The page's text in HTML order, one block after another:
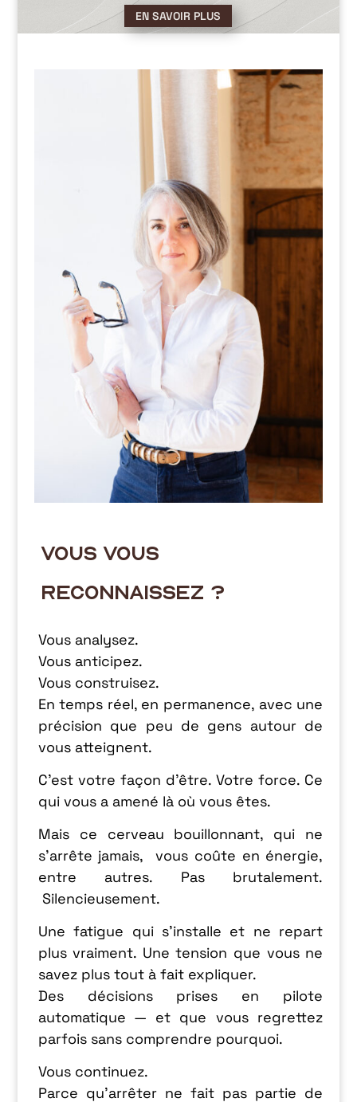
EN SAVOIR PLUS
VOUS VOUS
RECONNAISSEZ ?
Vous analysez.
Vous anticipez.
Vous construisez.
En temps réel, en permanence, avec une
précision que peu de gens autour de
vous atteignent.
C’est votre façon d’être. Votre force. Ce
qui vous a amené là où vous êtes.
Mais ce cerveau bouillonnant, qui ne
s’arrête jamais, vous coûte en énergie,
entre autres. Pas brutalement.
Silencieusement.
Une fatigue qui s’installe et ne repart
plus vraiment. Une tension que vous ne
savez plus tout à fait expliquer.
Des décisions prises en pilote
automatique — et que vous regrettez
parfois sans comprendre pourquoi.
Vous continuez.
Parce qu’arrêter ne fait pas partie de